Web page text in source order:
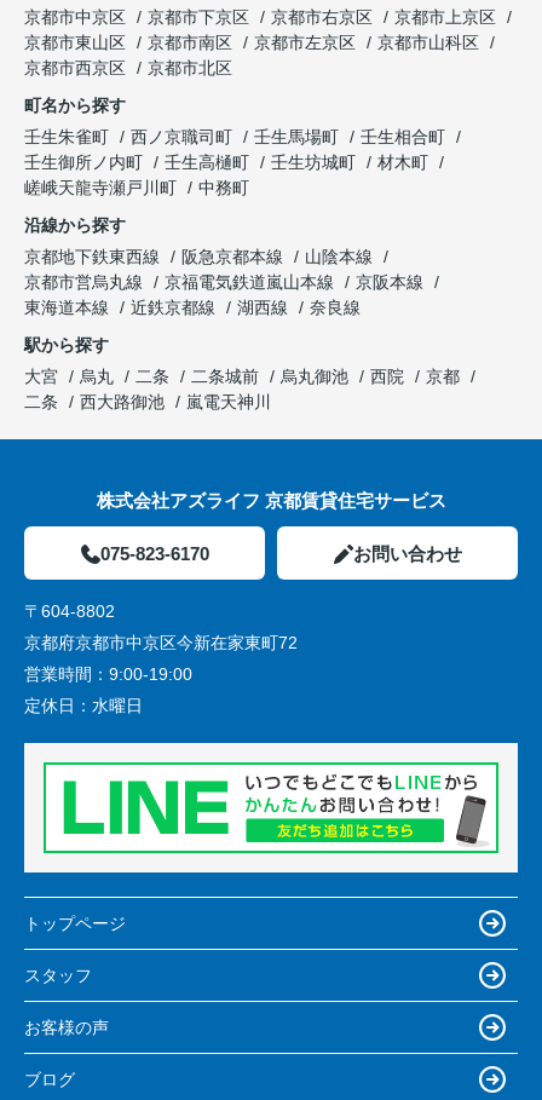
京都市中京区
京都市下京区 京都市右京区
京都市上京区
京都市東山区
京都市南区 京都市左京区
京都市山科区
京都市西京区
京都市北区
町名から探す
壬生朱雀町
西ノ京職司町 壬生馬場町
壬生相合町
壬生御所ノ内町
壬生高樋町 壬生坊城町
材木町
嵯峨天龍寺瀬戸川町
中務町
沿線から探す
京都地下鉄東西線
阪急京都本線
山陰本線
京都市営烏丸線
京福電気鉄道嵐山本線
京阪本線
東海道本線
近鉄京都線 湖西線
奈良線
駅から探す
大宮
烏丸 二条 二条城前 烏丸御池 西院
京都
二条
西大路御池 嵐電天神川
株式会社アズライフ 京都賃貸住宅サービス
075-823-6170 お問い合わせ
〒604-8802
京都府京都市中京区今新在家東町72
営業時間： 9:00-19:00
定休日： 水曜日
トップページ
スタッフ
お客様の声
ブログ